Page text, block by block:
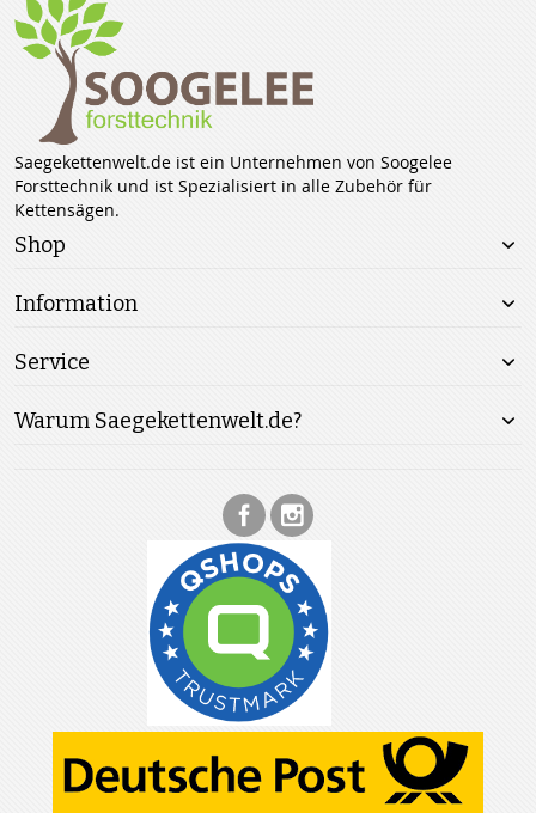
Saegekettenwelt.de ist ein Unternehmen von Soogelee
Forsttechnik und ist Spezialisiert in alle Zubehör für
Kettensägen.
Shop
Information
Service
Warum Saegekettenwelt.de?